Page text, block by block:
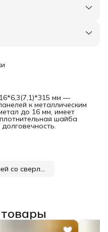
мм —
к металлическим
до 16 мм, имеет
шайба
Саморезы для сэндвич-панелей со сверлением до 16 мм